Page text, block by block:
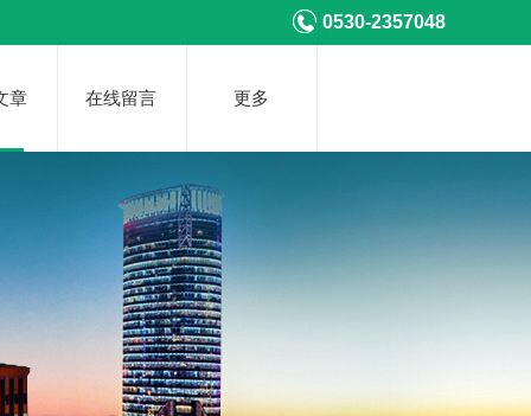
0530-2357048
章 在线留言 更多